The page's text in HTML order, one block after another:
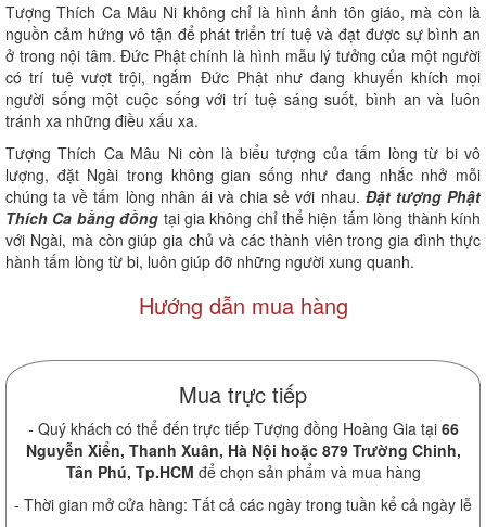
Tượng Thích Ca Mâu Ni không chỉ là hình ảnh tôn giáo, mà còn là
nguồn cảm hứng vô tận để phát triển trí tuệ và đạt được sự bình an
ở trong nội tâm. Đức Phật chính là hình mẫu lý tưởng của một người
có trí tuệ vượt trội, ngắm Đức Phật như đang khuyến khích mọi
người sống một cuộc sống với trí tuệ sáng suốt, bình an và luôn
tránh xa những điều xấu xa.
Tượng Thích Ca Mâu Ni còn là biểu tượng của tấm lòng từ bi vô
lượng, đặt Ngài trong không gian sống như đang nhắc nhở mỗi
chúng ta về tấm lòng nhân ái và chia sẻ với nhau. Đặt tượng Phật
Thích Ca bằng đồng tại gia không chỉ thể hiện tấm lòng thành kính
với Ngài, mà còn giúp gia chủ và các thành viên trong gia đình thực
hành tấm lòng từ bi, luôn giúp đỡ những người xung quanh.
Hướng dẫn mua hàng
Mua trực tiếp
- Quý khách có thể đến trực tiếp Tượng đồng Hoàng Gia tại 66
Nguyễn Xiển, Thanh Xuân, Hà Nội hoặc 879 Trường Chinh,
Tân Phú, Tp.HCM để chọn sản phẩm và mua hàng
- Thời gian mở cửa hàng: Tất cả các ngày trong tuần kể cả ngày lễ